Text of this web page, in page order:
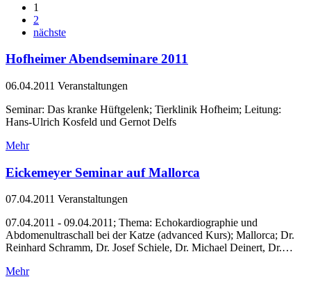
1
2
nächste
Hofheimer Abendseminare 2011
06.04.2011 Veranstaltungen
Seminar: Das kranke Hüftgelenk; Tierklinik Hofheim; Leitung:
Hans-Ulrich Kosfeld und Gernot Delfs
Mehr
Eickemeyer Seminar auf Mallorca
07.04.2011 Veranstaltungen
07.04.2011 - 09.04.2011; Thema: Echokardiographie und
Abdomenultraschall bei der Katze (advanced Kurs); Mallorca; Dr.
Reinhard Schramm, Dr. Josef Schiele, Dr. Michael Deinert, Dr.…
Mehr